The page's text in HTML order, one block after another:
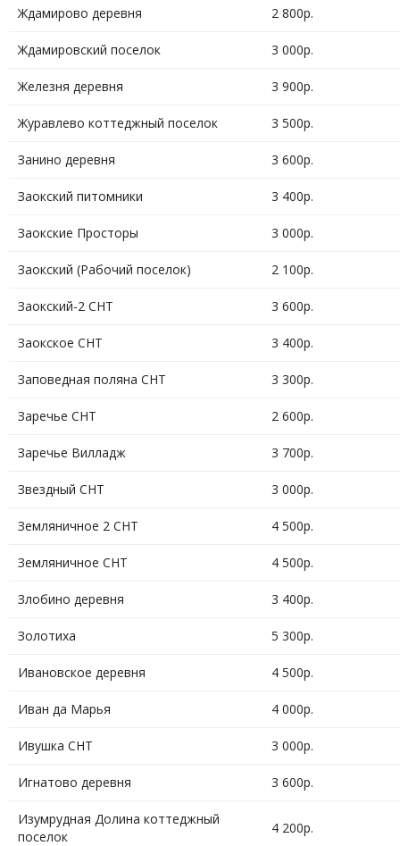
Ждамирово деревня 2 800р.
Ждамировский поселок 3 000р.
Железня деревня 3 900р.
Журавлево коттеджный поселок 3 500р.
Занино деревня 3 600р.
Заокский питомники 3 400р.
Заокские Просторы 3 000р.
Заокский (Рабочий поселок) 2 100р.
Заокский-2 СНТ 3 600р.
Заокское СНТ 3 400р.
Заповедная поляна СНТ 3 300р.
Заречье СНТ 2 600р.
Заречье Вилладж 3 700р.
Звездный СНТ 3 000р.
Земляничное 2 СНТ 4 500р.
Земляничное СНТ 4 500р.
Злобино деревня 3 400р.
Золотиха 5 300р.
Ивановское деревня 4 500р.
Иван да Марья 4 000р.
Ивушка СНТ 3 000р.
Игнатово деревня 3 600р.
Изумрудная Долина коттеджный
поселок
4 200р.